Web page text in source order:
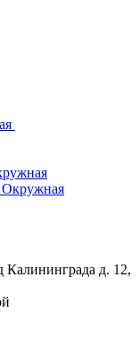
Калининграда д. 12,